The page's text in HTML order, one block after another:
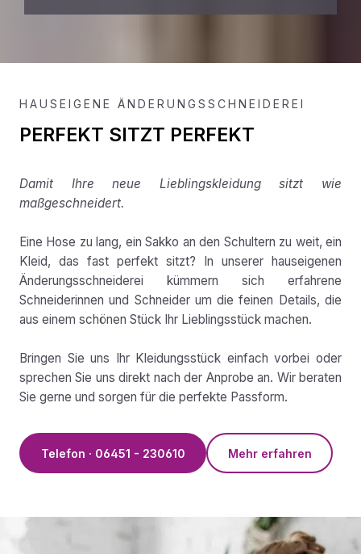
HAUSEIGENE ÄNDERUNGSSCHNEIDEREI
PERFEKT SITZT PERFEKT
Damit Ihre neue Lieblingskleidung sitzt wie
maßgeschneidert.
Eine Hose zu lang, ein Sakko an den Schultern zu weit, ein
Kleid, das fast perfekt sitzt? In unserer hauseigenen
Änderungsschneiderei kümmern sich erfahrene
Schneiderinnen und Schneider um die feinen Details, die
aus einem schönen Stück Ihr Lieblingsstück machen.
Bringen Sie uns Ihr Kleidungsstück einfach vorbei oder
sprechen Sie uns direkt nach der Anprobe an. Wir beraten
Sie gerne und sorgen für die perfekte Passform.
Telefon · 06451 - 230610 Mehr erfahren